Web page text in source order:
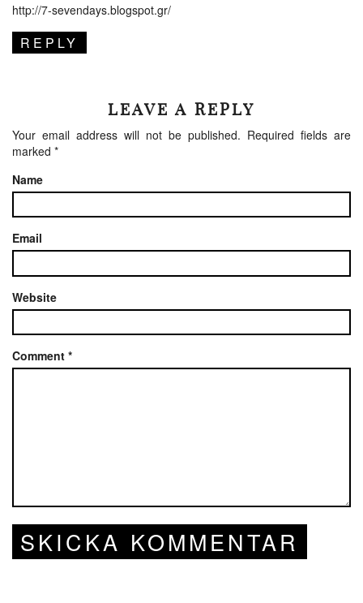
http://7-sevendays.blogspot.gr/
REPLY
LEAVE A REPLY
Your email address will not be published. Required fields are
marked *
Name
Email
Website
Comment *
SKICKA KOMMENTAR